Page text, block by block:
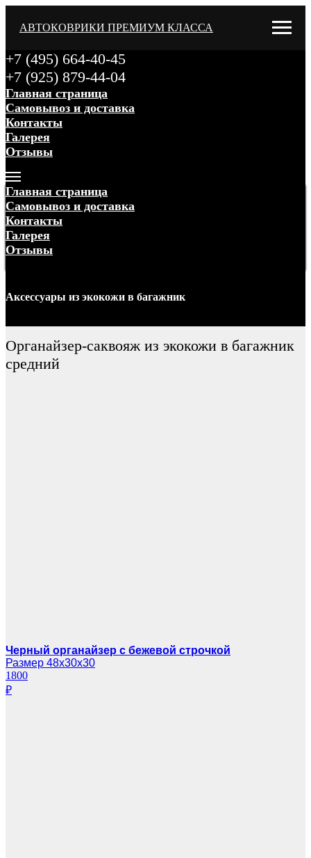
АВТОКОВРИКИ ПРЕМИУМ КЛАССА
+7 (495) 664-40-45
+7 (925) 879-44-04
Главная страница
Самовывоз и доставка
Контакты
Галерея
Отзывы
Главная страница
Самовывоз и доставка
Контакты
Галерея
Отзывы
Аксессуары из экокожи в багажник
Органайзер-саквояж из экокожи в багажник
средний
Черный органайзер с бежевой строчкой
Размер 48х30х30
1800
₽